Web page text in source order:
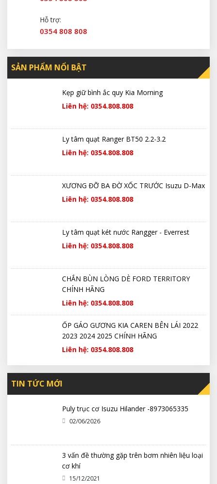
Hỗ trợ:
0354 808 808
SẢN PHẨM NỔI BẬT
Kẹp giữ bình ắc quy Kia Morning
Liên hệ: 0354.808.808
Ly tâm quạt Ranger BT50 2.2-3.2
Liên hệ: 0354.808.808
XƯƠNG ĐỠ BA ĐỜ XỐC TRƯỚC Isuzu D-Max
Liên hệ: 0354.808.808
Ly tâm quạt két nước Rangger - Everrest
Liên hệ: 0354.808.808
CHẮN BÙN LÒNG DÈ FORD TERRITORY
CHÍNH HÃNG
Liên hệ: 0354.808.808
ỐP GÁO GƯƠNG KIA CAREN BÊN LÁI 2022
2023 2024 2025 CHÍNH HÃNG
Liên hệ: 0354.808.808
TIN TỨC MỚI
Puly trục cơ Isuzu Hilander -8973065335
02/06/2026
3 vấn đề thường gặp trên bơm nhiên liệu loại
cơ khí
15/12/2021